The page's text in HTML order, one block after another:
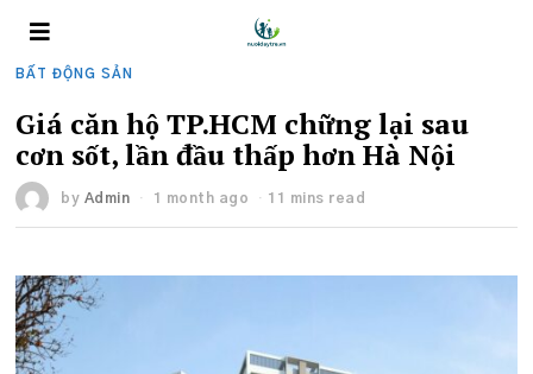
BẤT ĐỘNG SẢN
Giá căn hộ TP.HCM chững lại sau
cơn sốt, lần đầu thấp hơn Hà Nội
by Admin 1 month ago 11 mins read